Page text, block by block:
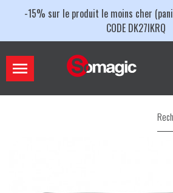
-15% sur le produit le moins cher
CODE DK27IKRQ
